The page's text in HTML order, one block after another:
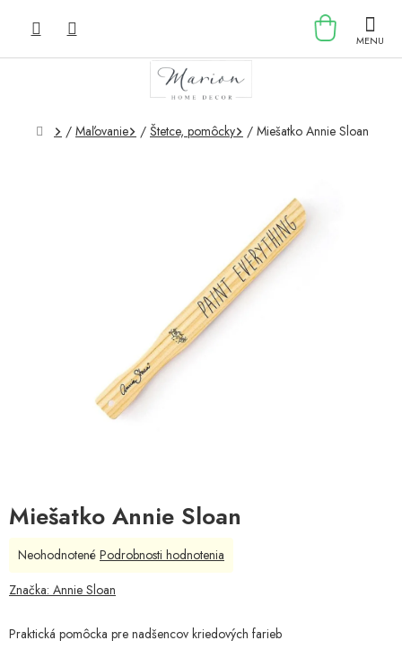
KOŠÍK
Domov
/ Maľovanie / Štetce, pomôcky / Miešatko Annie Sloan
Miešatko Annie Sloan
Praktická pomôcka pre nadšencov kriedových farieb
Priemerné
produktu
z
Neohodnotené Podrobnosti hodnotenia
Značka: Annie Sloan